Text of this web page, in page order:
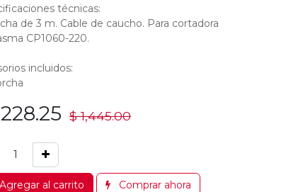
técnicas:
de 3 m. Cable de caucho. Para cortadora
CP1060-220.
incluidos:
$1,445.00
Agregar al carrito Comprar ahora